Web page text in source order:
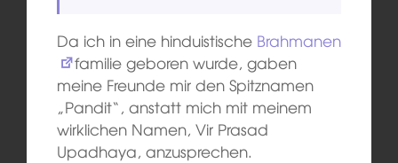
Da ich in eine hinduistische Brahmanen
familie geboren wurde, gaben
meine Freunde mir den Spitznamen
„Pandit“, anstatt mich mit meinem
wirklichen Namen, Vir Prasad
Upadhaya, anzusprechen.